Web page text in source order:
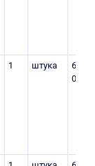
1 штука
6 580
000